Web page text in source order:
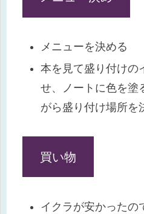
メニューを決める
本を見て盛り付けの
せ、ノートに色を塗
がら盛り付け場所を
買い物
イクラが安かったの